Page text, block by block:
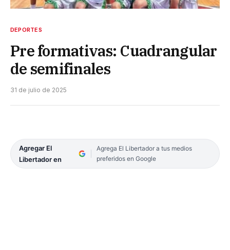
DEPORTES
Pre formativas: Cuadrangular
de semifinales
31 de julio de 2025
Agregar El
Libertador en
Agrega El Libertador a tus medios
preferidos en Google